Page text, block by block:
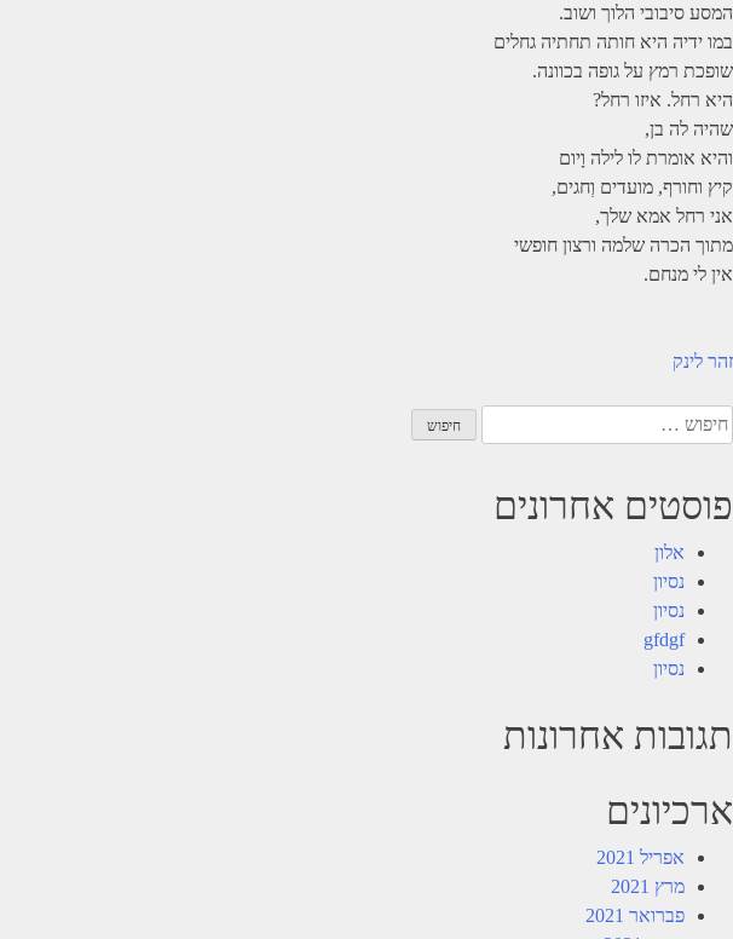
המסע סיבובי הלוך ושוב.
במו ידיה היא חותה תחתיה גחלים
שופכת רמץ על גופה בכוונה.
היא רחל. איזו רחל?
שהיה לה בן,
והיא אומרת לו לילה וָיום
קיץ וחורף, מועדים וְחגים,
אני רחל אמא שלך,
מתוך הכרה שלמה ורצון חופשי
אין לי מנחם.
ניווט
זהר לינק
חיפוש:
פוסטים אחרונים
אלון
נסיון
נסיון
gfdgf
נסיון
תגובות אחרונות
ארכיונים
אפריל 2021
מרץ 2021
פברואר 2021